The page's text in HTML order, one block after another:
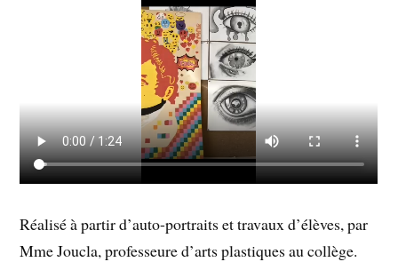
Réalisé à partir d’auto-portraits et travaux d’élèves, par
Mme Joucla, professeure d’arts plastiques au collège.